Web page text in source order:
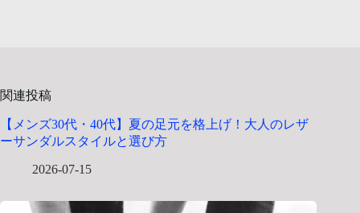
関連投稿
【メンズ30代・40代】夏の足元を格上げ！大人のレザ
ーサンダルスタイルと選び方
2026-07-15